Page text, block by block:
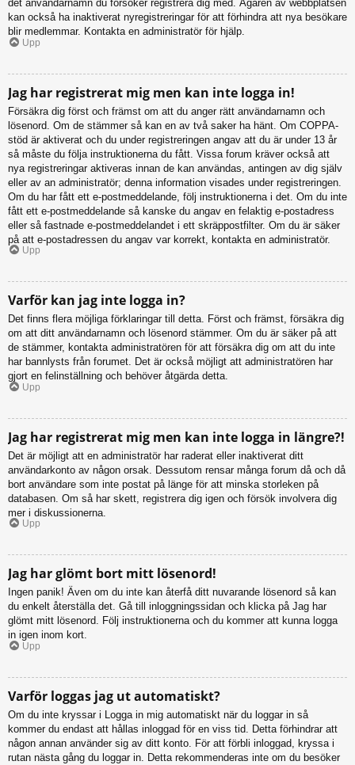
det användarnamn du försöker registrera dig med. Ägaren av webbplatsen
kan också ha inaktiverat nyregistreringar för att förhindra att nya besökare
blir medlemmar. Kontakta en administratör för hjälp.
Upp
Jag har registrerat mig men kan inte logga in!
Försäkra dig först och främst om att du anger rätt användarnamn och
lösenord. Om de stämmer så kan en av två saker ha hänt. Om COPPA-
stöd är aktiverat och du under registreringen angav att du är under 13 år
så måste du följa instruktionerna du fått. Vissa forum kräver också att
nya registreringar aktiveras innan de kan användas, antingen av dig själv
eller av an administratör; denna information visades under registreringen.
Om du har fått ett e-postmeddelande, följ instruktionerna i det. Om du inte
fått ett e-postmeddelande så kanske du angav en felaktig e-postadress
eller så fastnade e-postmeddelandet i ett skräppostfilter. Om du är säker
på att e-postadressen du angav var korrekt, kontakta en administratör.
Upp
Varför kan jag inte logga in?
Det finns flera möjliga förklaringar till detta. Först och främst, försäkra dig
om att ditt användarnamn och lösenord stämmer. Om du är säker på att
de stämmer, kontakta administratören för att försäkra dig om att du inte
har bannlysts från forumet. Det är också möjligt att administratören har
gjort en felinställning och behöver åtgärda detta.
Upp
Jag har registrerat mig men kan inte logga in längre?!
Det är möjligt att en administratör har raderat eller inaktiverat ditt
användarkonto av någon orsak. Dessutom rensar många forum då och då
bort användare som inte postat på länge för att minska storleken på
databasen. Om så har skett, registrera dig igen och försök involvera dig
mer i diskussionerna.
Upp
Jag har glömt bort mitt lösenord!
Ingen panik! Även om du inte kan återfå ditt nuvarande lösenord så kan
du enkelt återställa det. Gå till inloggningssidan och klicka på Jag har
glömt mitt lösenord. Följ instruktionerna och du kommer att kunna logga
in igen inom kort.
Upp
Varför loggas jag ut automatiskt?
Om du inte kryssar i Logga in mig automatiskt när du loggar in så
kommer du endast att hållas inloggad för en viss tid. Detta förhindrar att
någon annan använder sig av ditt konto. För att förbli inloggad, kryssa i
rutan nästa gång du loggar in. Detta rekommenderas inte om du besöker